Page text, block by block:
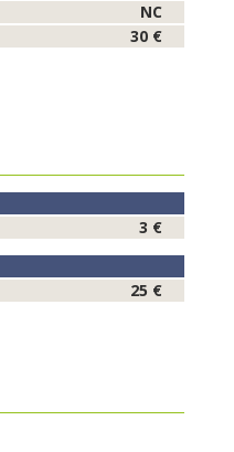
NC
30 €
3 €
25 €